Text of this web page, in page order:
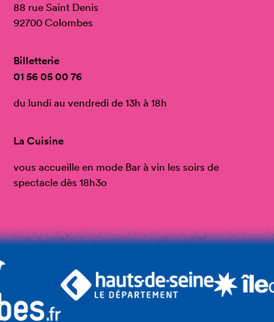
88 rue Saint Denis
92700 Colombes
Billetterie
01 56 05 00 76
du lundi au vendredi de 13h à 18h
La Cuisine
vous accueille en mode Bar à vin les soirs de
spectacle dès 18h3o